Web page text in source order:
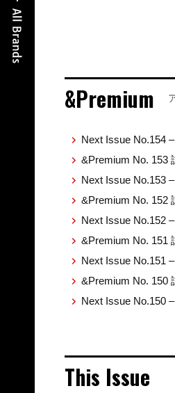
&Premium
Next Issue No.154
&Premium No. 153
Next Issue No.153
&Premium No. 152
Next Issue No.152
&Premium No. 151
Next Issue No.151
&Premium No. 150
Next Issue No.150
This Issue